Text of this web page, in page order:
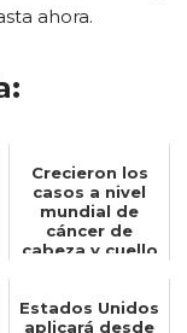
ahora.
Crecieron los
casos a nivel
mundial de
cáncer de
cabeza y cuello
Estados Unidos
aplicará desde